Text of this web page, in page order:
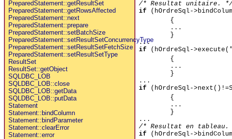
PreparedStatement::getResultSet
PreparedStatement::getRowsAffected
PreparedStatement::next
PreparedStatement::prepare
PreparedStatement::setBatchSize
PreparedStatement::setResultSetConcurrencyType
PreparedStatement::setResultSetFetchSize
PreparedStatement::setResultSetType
ResultSet
ResultSet::getObject
SQLDBC_LOB
SQLDBC_LOB::close
SQLDBC_LOB::getData
SQLDBC_LOB::putData
Statement
Statement::bindColumn
Statement::bindParameter
Statement::clearError
Statement::error
/* Resultat unitaire.
if(hOrdreSql-
{
...
}
...
if(hOrdreSql->execute(
{
...
}
...
if(hOrdreSql-
{
...
}
...
/* Resultat en
if(hOrdreSql-